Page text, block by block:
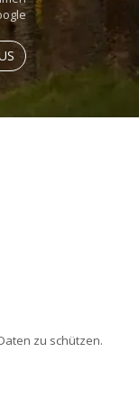
zu schützen.